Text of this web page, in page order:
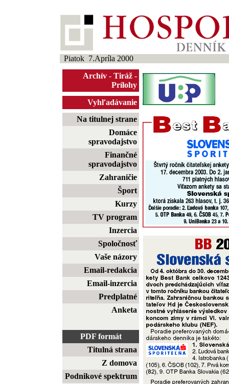
Piatok 7.Apríla 2000
Archív - Tiráž -
Prílohy
Vyhľadávanie
Na titulnej strane
Domáce
spravodajstvo
Finančné
spravodajstvo
Zahraničie
Šport
Kurzy
TV program
Inzercia
Spoločnosť
Vaše názory
Email-redakcia
Email-inzercia
Predplatné
Anketa
PDF formát
Titulná strana
Z domova
Podnikové spektrum